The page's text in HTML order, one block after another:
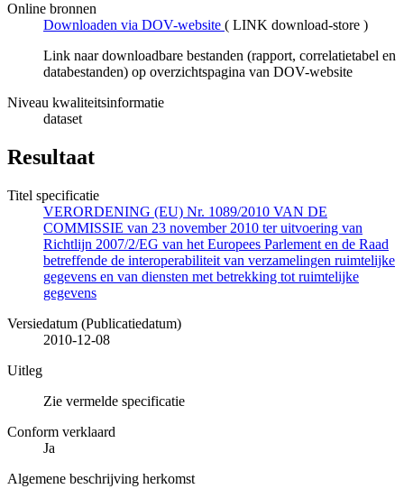
Online bronnen
Downloaden via DOV-website ( LINK download-store )
Link naar downloadbare bestanden (rapport, correlatietabel en
databestanden) op overzichtspagina van DOV-website
Niveau kwaliteitsinformatie
dataset
Resultaat
Titel specificatie
VERORDENING (EU) Nr. 1089/2010 VAN DE
COMMISSIE van 23 november 2010 ter uitvoering van
Richtlijn 2007/2/EG van het Europees Parlement en de Raad
betreffende de interoperabiliteit van verzamelingen ruimtelijke
gegevens en van diensten met betrekking tot ruimtelijke
gegevens
Versiedatum (Publicatiedatum)
2010-12-08
Uitleg
Zie vermelde specificatie
Conform verklaard
Ja
Algemene beschrijving herkomst